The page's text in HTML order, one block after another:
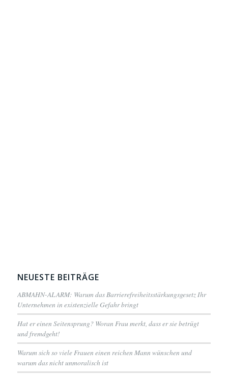
NEUESTE BEITRÄGE
ABMAHN-ALARM: Warum das Barrierefreiheitsstärkungsgesetz Ihr
Unternehmen in existenzielle Gefahr bringt
Hat er einen Seitensprung? Woran Frau merkt, dass er sie betrügt
und fremdgeht!
Warum sich so viele Frauen einen reichen Mann wünschen und
warum das nicht unmoralisch ist